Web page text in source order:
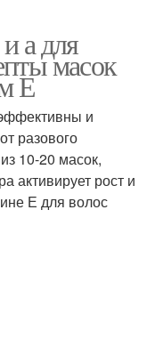
а для
масок
Е
и
разового
10-20 масок,
активирует рост и
Е для волос